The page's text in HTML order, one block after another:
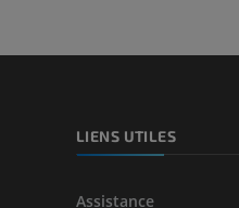
LIENS UTILES
Assistance